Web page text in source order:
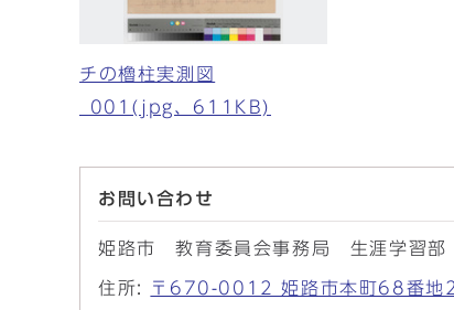
チの櫓柱実測図
_001(jpg、611KB)
お問い合わせ
姫路市 教育委員会事務局 生涯学習
住所: 〒670-0012 姫路市本町68番地